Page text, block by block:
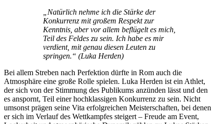
„Natürlich nehme ich die Stärke der
Konkurrenz mit großem Respekt zur
Kenntnis, aber vor allem beflügelt es mich,
Teil des Feldes zu sein. Ich habe es mir
verdient, mit genau diesen Leuten zu
springen.“ (Luka Herden)
Bei allem Streben nach Perfektion dürfte in Rom auch die
Atmosphäre eine große Rolle spielen. Luka Herden ist ein Athlet,
der sich von der Stimmung des Publikums anzünden lässt und den
es anspornt, Teil einer hochklassigen Konkurrenz zu sein. Nicht
umsonst prägen seine Vita erfolgreichen Meisterschaften, bei denen
er sich im Verlauf des Wettkampfes steigert – Freude am Event,